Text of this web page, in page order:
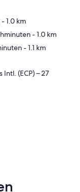
- 1.0 km
- 1.0 km
- 1.1 km
(ECP) – 27